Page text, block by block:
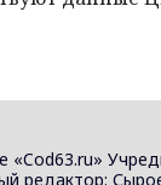
«Cod63.ru»
редактор: